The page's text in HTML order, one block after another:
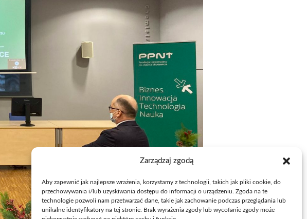
Zarządzaj zgodą
Aby zapewnić jak najlepsze wrażenia, korzystamy z technologii, takich jak pliki cookie, do
przechowywania i/lub uzyskiwania dostępu do informacji o urządzeniu. Zgoda na te
technologie pozwoli nam przetwarzać dane, takie jak zachowanie podczas przeglądania lub
unikalne identyfikatory na tej stronie. Brak wyrażenia zgody lub wycofanie zgody może